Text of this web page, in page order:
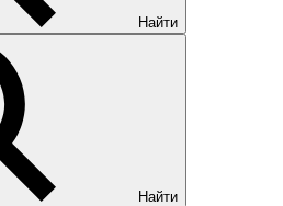
Найти
Найти